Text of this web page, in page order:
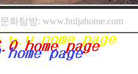
화탐방: www.buljahome.com